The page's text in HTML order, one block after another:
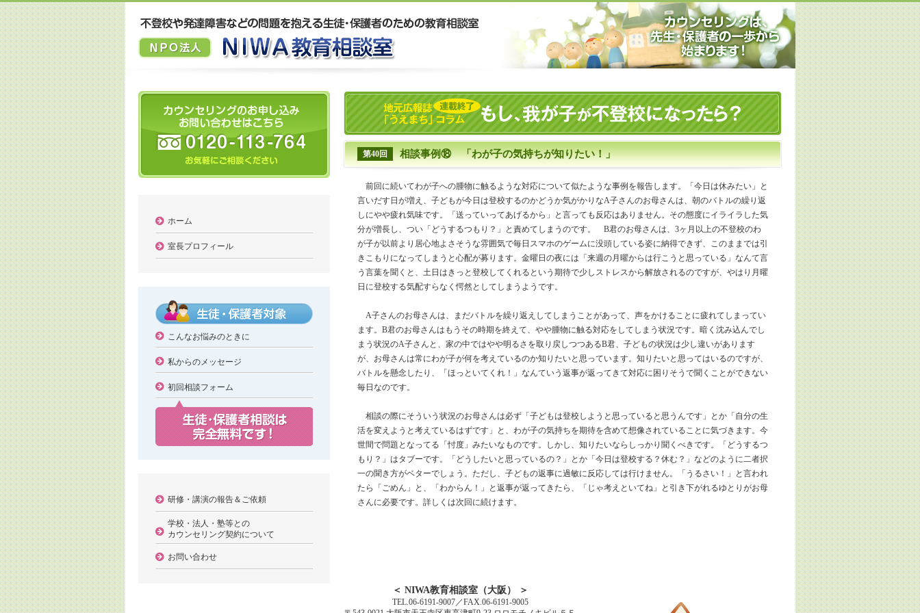
ホーム
室長プロフィール
こんなお悩みのときに
私からのメッセージ
初回相談フォーム
研修・講演の報告＆ご依頼
学校・法人・塾等との
カウンセリング契約について
お問い合わせ
第40回 相談事例⑱ 「わが子の気持ちが知りたい！」
前回に続いてわが子への腫物に触るような対応について似たような事例を報告します。「今日は休みたい」と
言いだす日が増え、子どもが今日は登校するのかどうか気がかりなA子さんのお母さんは、朝のバトルの繰り返
しにやや疲れ気味です。「送っていってあげるから」と言っても反応はありません。その態度にイライラした気
分が増長し、つい「どうするつもり？」と責めてしまうのです。 B君のお母さんは、3ヶ月以上の不登校のわ
が子が以前より居心地よさそうな雰囲気で毎日スマホのゲームに没頭している姿に納得できず、このままでは引
きこもりになってしまうと心配が募ります。金曜日の夜には「来週の月曜からは行こうと思っている」なんて言
う言葉を聞くと、土日はきっと登校してくれるという期待で少しストレスから解放されるのですが、やはり月曜
日に登校する気配すらなく愕然としてしまうようです。
A子さんのお母さんは、まだバトルを繰り返えしてしまうことがあって、声をかけることに疲れてしまってい
ます。B君のお母さんはもうその時期を終えて、やや腫物に触る対応をしてしまう状況です。暗く沈み込んでし
まう状況のA子さんと、家の中ではやや明るさを取り戻しつつあるB君、子どもの状況は少し違いがあります
が、お母さんは常にわが子が何を考えているのか知りたいと思っています。知りたいと思ってはいるのですが、
バトルを懸念したり、「ほっといてくれ！」なんていう返事が返ってきて対応に困りそうで聞くことができない
毎日なのです。
相談の際にそういう状況のお母さんは必ず「子どもは登校しようと思っていると思うんです」とか「自分の生
活を変えようと考えているはずです」と、わが子の気持ちを期待を含めて想像されていることに気づきます。今
世間で問題となってる「忖度」みたいなものです。しかし、知りたいならしっかり聞くべきです。「どうするつ
もり？」はタブーです。「どうしたいと思っているの？」とか「今日は登校する？休む？」などのように二者択
一の聞き方がベターでしょう。ただし、子どもの返事に過敏に反応しては行けません。「うるさい！」と言われ
たら「ごめん」と、「わからん！」と返事が返ってきたら、「じゃ考えといてね」と引き下がれるゆとりがお母
さんに必要です。詳しくは次回に続けます。
＜ NIWA教育相談室（大阪） ＞
TEL.06-6191-9007／FAX.06-6191-9005